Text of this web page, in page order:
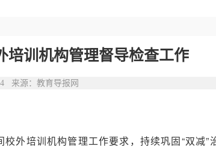
培训机构管理督导检查工作
来源：教育导报网
外培训机构管理工作要求，持续巩固“双减”